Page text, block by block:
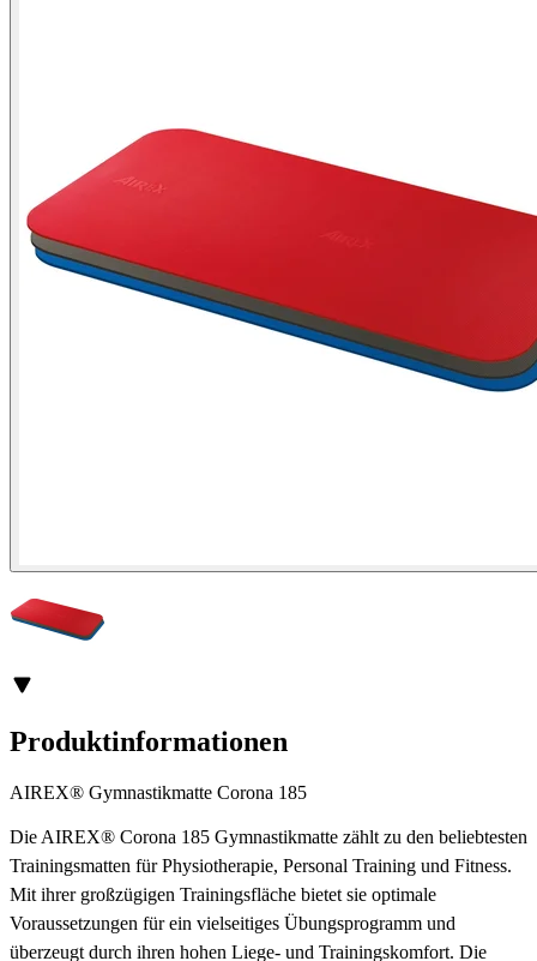
Produktinformationen
AIREX® Gymnastikmatte Corona 185
Die AIREX® Corona 185 Gymnastikmatte zählt zu den beliebtesten
Trainingsmatten für Physiotherapie, Personal Training und Fitness.
Mit ihrer großzügigen Trainingsfläche bietet sie optimale
Voraussetzungen für ein vielseitiges Übungsprogramm und
überzeugt durch ihren hohen Liege- und Trainingskomfort. Die